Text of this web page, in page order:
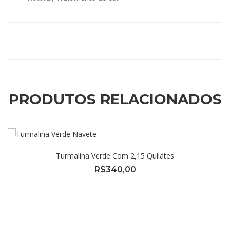
PRODUTOS RELACIONADOS
Turmalina Verde Com 2,15 Quilates
R$340,00